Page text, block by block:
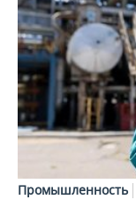
Промышленность